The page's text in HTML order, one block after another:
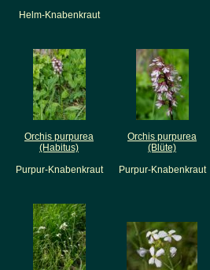
Helm-Knabenkraut
Orchis purpurea
(Habitus)
Purpur-Knabenkraut
Orchis purpurea
(Blüte)
Purpur-Knabenkraut